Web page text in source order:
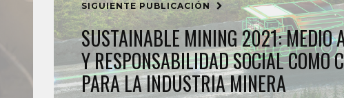
SIGUIENTE PUBLICACIÓN
SUSTAINABLE MINING 2021: MEDIO
Y RESPONSABILIDAD SOCIAL COMO
PARA LA INDUSTRIA MINERA